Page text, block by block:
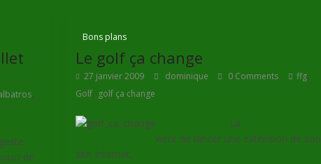
,
de
Bons plans
Le golf ça change
27 janvier 2009 dominique 0 Comments ffg,
Golf, golf ça change
La
française de Golfvient de lancer une extension de son
site Internet,
.